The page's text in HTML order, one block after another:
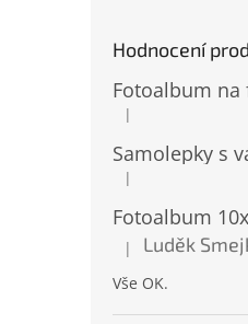
Hodnocení
Hodnocení
|
Hodnocení
|
Hodnocení
| Luděk
Vše OK.